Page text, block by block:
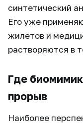
синтетический
Его уже
жилетов и
растворяются в
Где
прорыв
Наиболее